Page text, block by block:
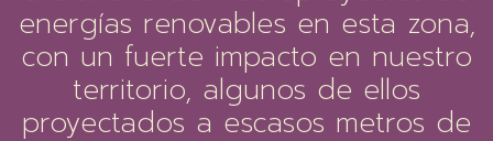
energías renovables en esta zona,
con un fuerte impacto en nuestro
territorio, algunos de ellos
proyectados a escasos metros de